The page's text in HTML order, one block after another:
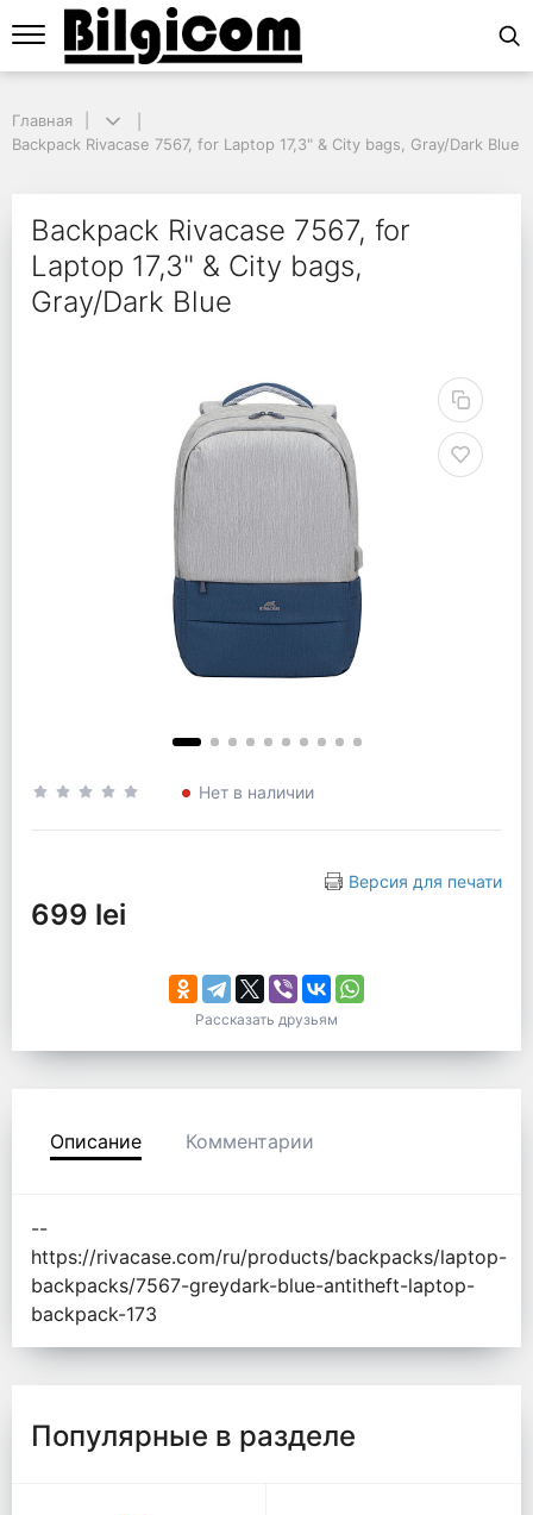
Backpack Rivacase 7567, for Laptop 17,3" & City bags, Gray/Dark Blue
Backpack Rivacase
Главная
Backpack Rivacase 7567, for Laptop 17,3" & City bags, Gray/Dark Blue
Backpack Rivacase 7567, for
Laptop 17,3" & City bags,
Gray/Dark Blue
Нет в наличии
Версия для печати
699 lei
Рассказать друзьям
Описание Комментарии
--
https://rivacase.com/ru/products/backpacks/laptop-
backpacks/7567-greydark-blue-antitheft-laptop-
backpack-173
Популярные в разделе